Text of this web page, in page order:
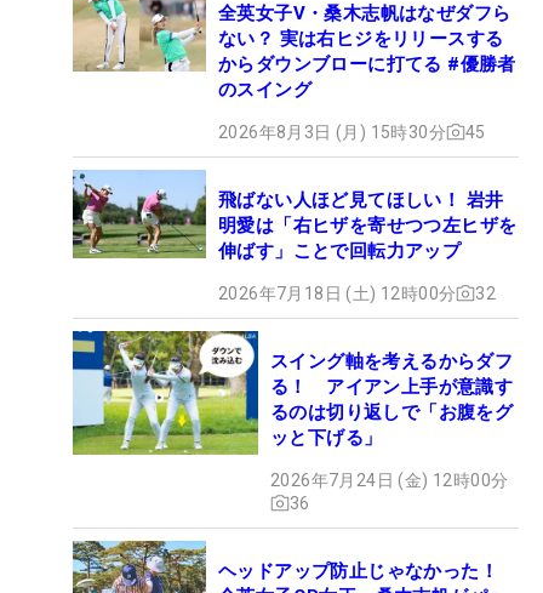
全英女子V・桑木志帆はなぜダフら
ない？ 実は右ヒジをリリースする
からダウンブローに打てる #優勝者
のスイング
2026年8月3日 (月) 15時30分 45
飛ばない人ほど見てほしい！ 岩井
明愛は「右ヒザを寄せつつ左ヒザを
伸ばす」ことで回転力アップ
2026年7月18日 (土) 12時00分 32
スイング軸を考えるからダフ
る！ アイアン上手が意識す
るのは切り返しで「お腹をグ
ッと下げる」
2026年7月24日 (金) 12時00分
36
ヘッドアップ防止じゃなかった！